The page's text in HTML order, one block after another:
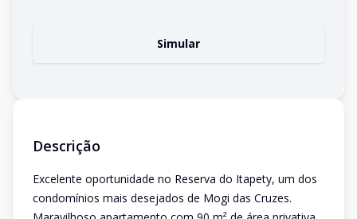
Simular
Descrição
Excelente oportunidade no Reserva do Itapety, um dos
condomínios mais desejados de Mogi das Cruzes.